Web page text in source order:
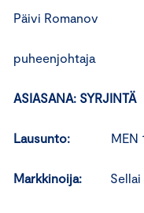
Päivi
ASIASANA: SYRJINTÄ
Lausunto: MEN
Markkinoija: Sellai